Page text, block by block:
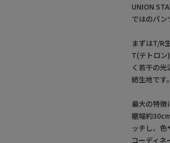
UNION
ではのパン
まずはT/R
T(テトロン
く若干の
紡生地です。
最大の特徴
裾幅約
ッチし、色
コーディネ